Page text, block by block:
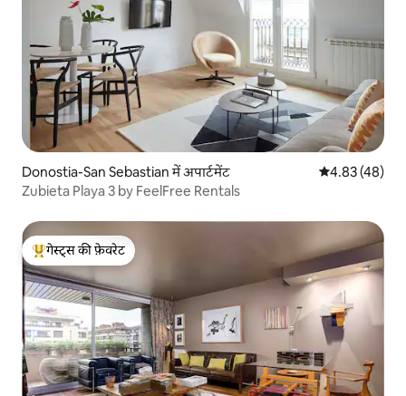
Donostia-San Sebastian में अपार्टमेंट औसत रेटिंग 5 में
4.83 (48)
Zubieta Playa 3 by FeelFree Rentals
गेस्ट्स का टॉप फ़ेवरेट
गेस्ट्स की फ़ेवरेट